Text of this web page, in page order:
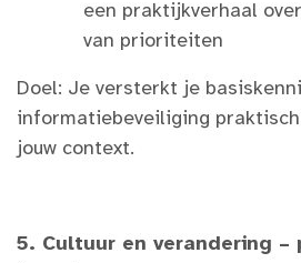
een praktijkverhaal
van prioriteiten
Doel: Je versterkt je
informatiebeveiliging
jouw context.
5. Cultuur en verandering –